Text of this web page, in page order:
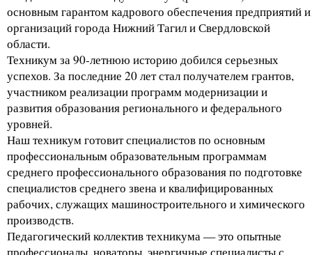
основным гарантом кадрового обеспечения предприятий и
организаций города Нижний Тагил и Свердловской
области.
Техникум за 90-летнюю историю добился серьезных
успехов. За последние 20 лет стал получателем грантов,
участником реализации программ модернизации и
развития образования регионального и федерального
уровней.
Наш техникум готовит специалистов по основным
профессиональным образовательным программам
среднего профессионального образования по подготовке
специалистов среднего звена и квалифицированных
рабочих, служащих машиностроительного и химического
производств.
Педагогический коллектив техникума — это опытные